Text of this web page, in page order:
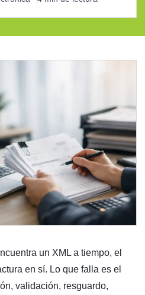
un XML a tiempo, el
en sí. Lo que falla es el
validación, resguardo,